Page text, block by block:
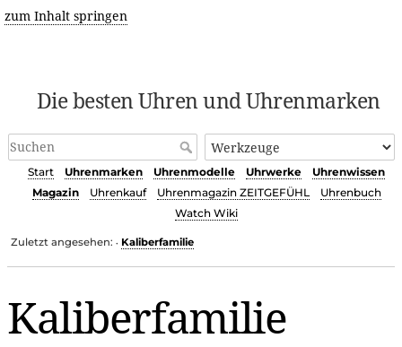
zum Inhalt springen
Die besten Uhren und Uhrenmarken
Start Uhrenmarken Uhrenmodelle Uhrwerke
Uhrenwissen
Magazin
Uhrenkauf Uhrenmagazin ZEITGEFÜHL
Uhrenbuch
Watch Wiki
Zuletzt angesehen: • Kaliberfamilie
Kaliberfamilie